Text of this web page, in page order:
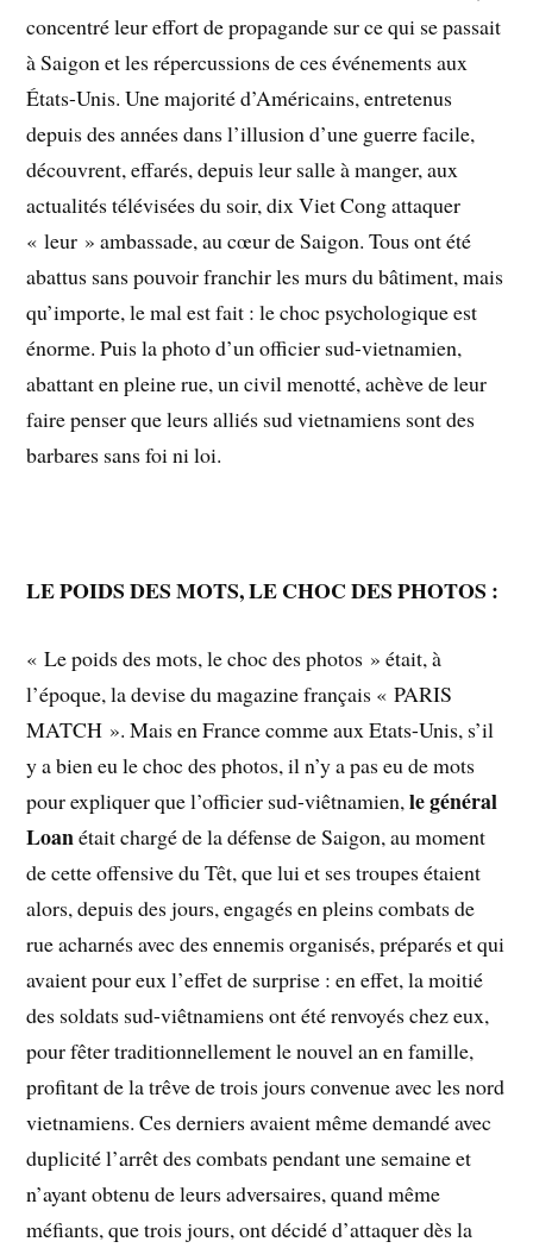
concentré leur effort de propagande sur ce qui se passait
à Saigon et les répercussions de ces événements aux
États-Unis. Une majorité d’Américains, entretenus
depuis des années dans l’illusion d’une guerre facile,
découvrent, effarés, depuis leur salle à manger, aux
actualités télévisées du soir, dix Viet Cong attaquer
« leur » ambassade, au cœur de Saigon. Tous ont été
abattus sans pouvoir franchir les murs du bâtiment, mais
qu’importe, le mal est fait : le choc psychologique est
énorme. Puis la photo d’un officier sud-vietnamien,
abattant en pleine rue, un civil menotté, achève de leur
faire penser que leurs alliés sud vietnamiens sont des
barbares sans foi ni loi.
LE POIDS DES MOTS, LE CHOC DES PHOTOS :
« Le poids des mots, le choc des photos » était, à
l’époque, la devise du magazine français « PARIS
MATCH ». Mais en France comme aux Etats-Unis, s’il
y a bien eu le choc des photos, il n’y a pas eu de mots
pour expliquer que l’officier sud-viêtnamien,le général
Loanétait chargé de la défense de Saigon, au moment
de cette offensive du Têt, que lui et ses troupes étaient
alors, depuis des jours, engagés en pleins combats de
rue acharnés avec des ennemis organisés, préparés et qui
avaient pour eux l’effet de surprise : en effet, la moitié
des soldats sud-viêtnamiens ont été renvoyés chez eux,
pour fêter traditionnellement le nouvel an en famille,
profitant de la trêve de trois jours convenue avec les nord
vietnamiens. Ces derniers avaient même demandé avec
duplicité l’arrêt des combats pendant une semaine et
n’ayant obtenu de leurs adversaires, quand même
méfiants, que trois jours, ont décidé d’attaquer dès la